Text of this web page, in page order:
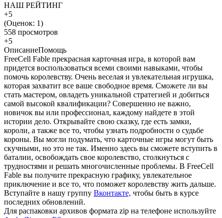
НАШ РЕЙТИНГ
+5
(Оценок: 1)
558 просмотров
+5
ОписаниеПомощь
FreeCell Fable прекрасная карточная игра, в которой вам
придется воспользоваться всеми своими навыками, чтобы
помочь королевству. Очень веселая и увлекательная игрушка,
которая захватит все ваше свободное время. Сможете ли вы
стать мастером, овладеть уникальной стратегией и добиться
самой высокой квалификации? Совершенно не важно,
новичок вы или профессионал, каждому найдете в этой
истории дело. Открывайте свою сказку, где есть замки,
короли, а также все то, чтобы узнать подробности о судьбе
короны. Вы могли подумать, что карточные игры могут быть
скучными, но это не так. Именно здесь вы сможете вступить в
баталии, освобождать свое королевство, столкнуться с
трудностями и решать многочисленные проблемы. В FreeCell
Fable вы получите прекрасную графику, увлекательное
приключение и все то, что поможет королевству жить дальше.
Вступайте в нашу группу Вконтакте, чтобы быть в курсе
последних обновлений.
Для распаковки архивов формата zip на телефоне используйте